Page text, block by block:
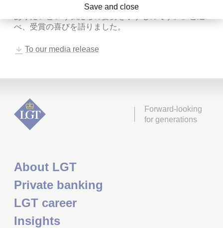
方々による評価は、包括的かつ長期的なパートナーで
べ、受賞の喜びを語りました。
To our media release
Forward-looking
for generations
About LGT
Private banking
LGT career
Insights
Save and close